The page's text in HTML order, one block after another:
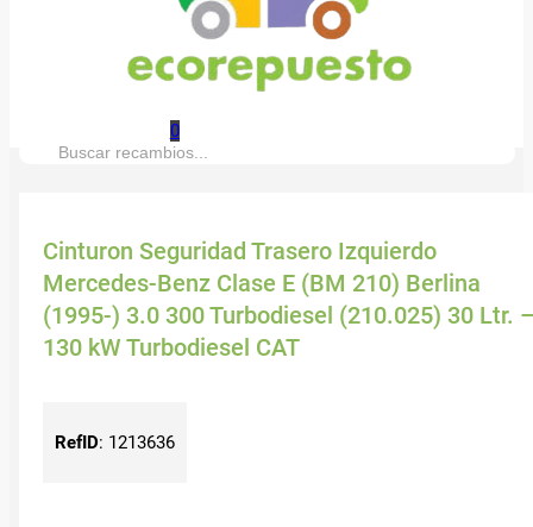
0
Buscar:
Cinturon Seguridad Trasero Izquierdo
Mercedes-Benz Clase E (BM 210) Berlina
(1995-) 3.0 300 Turbodiesel (210.025) 30 Ltr.
130 kW Turbodiesel CAT
RefID: 1213636